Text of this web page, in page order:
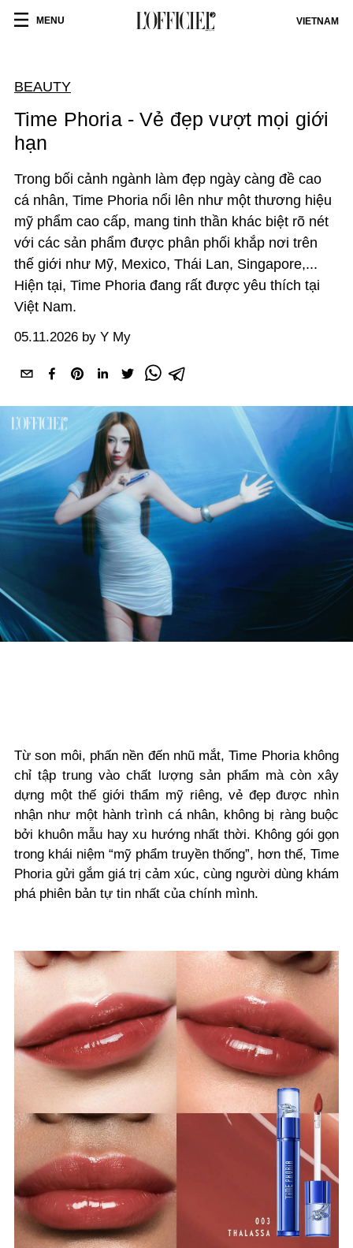
MENU VIETNAM
BEAUTY
Time Phoria - Vẻ đẹp vượt mọi giới
hạn
Trong bối cảnh ngành làm đẹp ngày càng đề cao
cá nhân, Time Phoria nổi lên như một thương hiệu
mỹ phẩm cao cấp, mang tinh thần khác biệt rõ nét
với các sản phẩm được phân phối khắp nơi trên
thế giới như Mỹ, Mexico, Thái Lan, Singapore,...
Hiện tại, Time Phoria đang rất được yêu thích tại
Việt Nam.
05.11.2026 by Y My
Từ son môi, phấn nền đến nhũ mắt, Time Phoria không
chỉ tập trung vào chất lượng sản phẩm mà còn xây
dựng một thế giới thẩm mỹ riêng, vẻ đẹp được nhìn
nhận như một hành trình cá nhân, không bị ràng buộc
bởi khuôn mẫu hay xu hướng nhất thời. Không gói gọn
trong khái niệm “mỹ phẩm truyền thống”, hơn thế, Time
Phoria gửi gắm giá trị cảm xúc, cùng người dùng khám
phá phiên bản tự tin nhất của chính mình.